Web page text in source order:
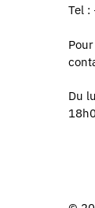
Tel :
Du